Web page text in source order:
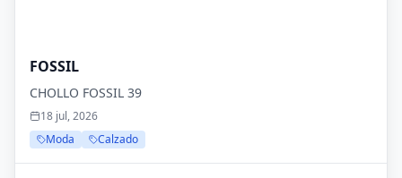
FOSSIL
CHOLLO FOSSIL 39
18 jul, 2026
Moda
Calzado